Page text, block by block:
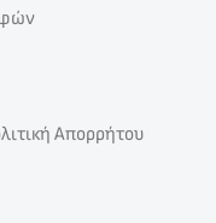
Απορρήτου